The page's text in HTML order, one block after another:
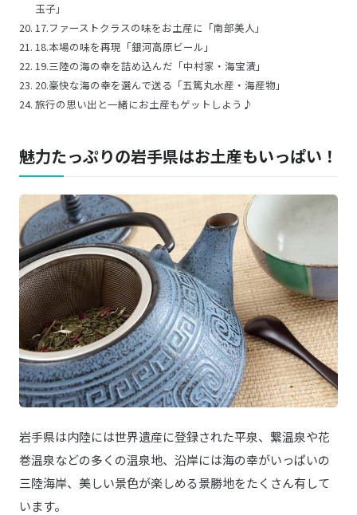
玉子」
17.ファーストクラスの味をお土産に「南部美人」
18.本場の味を再現「銀河高原ビール」
19.三陸の海の幸を詰め込んだ「中村家・海宝漬」
20.豪快な海の幸を選んで送る「五篤丸水産・海産物」
旅行の思い出と一緒にお土産もゲットしよう♪
魅力たっぷりの岩手県はお土産もいっぱい！
岩手県は内陸には世界遺産に登録された平泉、繋温泉や花
巻温泉などの多くの温泉地、沿岸には海の幸がいっぱいの
三陸海岸、美しい景色が楽しめる景勝地をたくさん有して
います。